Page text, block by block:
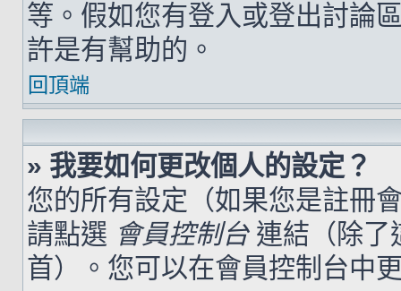
等。假如您有登入或登出討論
許是有幫助的。
回頂端
» 我要如何更改個人的設定？
您的所有設定（如果您是註冊
請點選 會員控制台連結（除了
首）。您可以在會員控制台中